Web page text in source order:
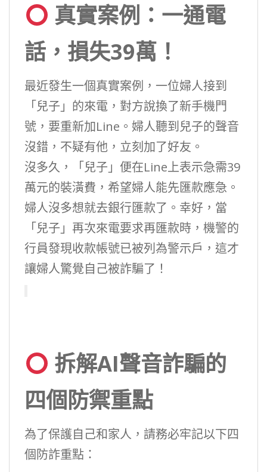
真實案例：一通電
話，損失39萬！
最近發生一個真實案例，一位婦人接到
「兒子」的來電，對方說換了新手機門
號，要重新加Line。婦人聽到兒子的聲音
沒錯，不疑有他，立刻加了好友。
沒多久，「兒子」便在Line上表示急需39
萬元的裝潢費，希望婦人能先匯款應急。
婦人沒多想就去銀行匯款了。幸好，當
「兒子」再次來電要求再匯款時，機警的
行員發現收款帳號已被列為警示戶，這才
讓婦人驚覺自己被詐騙了！
拆解AI聲音詐騙的
四個防禦重點
為了保護自己和家人，請務必牢記以下四
個防詐重點：